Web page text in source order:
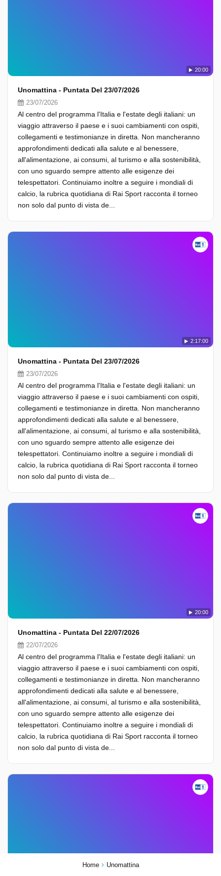
Home Unomattina
20:00
Unomattina - Puntata Del 23/07/2026
23/07/2026
Al centro del programma l'Italia e l'estate degli italiani: un
viaggio attraverso il paese e i suoi cambiamenti con ospiti,
collegamenti e testimonianze in diretta. Non mancheranno
approfondimenti dedicati alla salute e al benessere,
all'alimentazione, ai consumi, al turismo e alla sostenibilità,
con uno sguardo sempre attento alle esigenze dei
telespettatori. Continuiamo inoltre a seguire i mondiali di
calcio, la rubrica quotidiana di Rai Sport racconta il torneo
non solo dal punto di vista de...
2:17:00
Unomattina - Puntata Del 23/07/2026
23/07/2026
Al centro del programma l'Italia e l'estate degli italiani: un
viaggio attraverso il paese e i suoi cambiamenti con ospiti,
collegamenti e testimonianze in diretta. Non mancheranno
approfondimenti dedicati alla salute e al benessere,
all'alimentazione, ai consumi, al turismo e alla sostenibilità,
con uno sguardo sempre attento alle esigenze dei
telespettatori. Continuiamo inoltre a seguire i mondiali di
calcio, la rubrica quotidiana di Rai Sport racconta il torneo
non solo dal punto di vista de...
20:00
Unomattina - Puntata Del 22/07/2026
22/07/2026
Al centro del programma l'Italia e l'estate degli italiani: un
viaggio attraverso il paese e i suoi cambiamenti con ospiti,
collegamenti e testimonianze in diretta. Non mancheranno
approfondimenti dedicati alla salute e al benessere,
all'alimentazione, ai consumi, al turismo e alla sostenibilità,
con uno sguardo sempre attento alle esigenze dei
telespettatori. Continuiamo inoltre a seguire i mondiali di
calcio, la rubrica quotidiana di Rai Sport racconta il torneo
non solo dal punto di vista de...